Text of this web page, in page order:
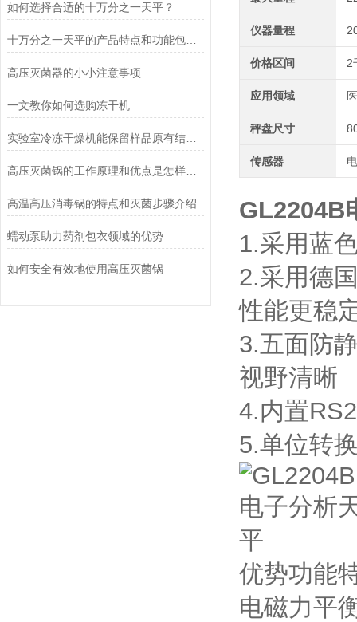
如何选择合适的十万分之一天平？
十万分之一天平的产品特点和功能包括哪些
高压灭菌器的小小注意事项
一文教你如何选购冻干机
实验室冷冻干燥机能保留样品原有结构和活性
高压灭菌锅的工作原理和优点是怎样的？
高温高压消毒锅的特点和灭菌步骤介绍
蠕动泵助力药剂包衣领域的优势
如何安全有效地使用高压灭菌锅
仪器量程
价格区间 2
应用领域
秤盘尺寸
传感器
GL2204B
1.采用蓝
2.采用德
性能更稳
3.五面防
视野清晰
4.内置
5.单位转
优势功能
电磁力平